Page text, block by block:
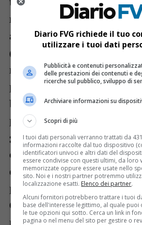
materie plastiche, strumenti
apparecchiature di
(per un valore complessivo
nel 2020) prodotti della
prodotti di colture agricole,
base e fertilizzanti, prodotti
profilati, legno tagliato e
gennaio 2021 in Friuli
erano residenti 5.612
quinta nazionalità per
popolazione straniera.
Confartigianato Fvg è che,
presidente Tilatti, «la
Diario FVG richiede il tuo
utilizzare i tuoi dati
Pubblicità e contenuti
delle prestazioni dei contenuti e
ricerche sul pubblico, sviluppo di
Archiviare informazioni su
Scopri di più
I tuoi dati personali verranno trattati da
informazioni raccolte dal tuo dispositivo
identificatori univoci e altri dati del
essere condivise con questi ultimi, da loro
memorizzate oppure essere usate nello
sito. Noi e i nostri partner potremmo
localizzazione esatti. Elenco dei partner.
Alcuni fornitori potrebbero trattare i tuoi
base dell'interesse legittimo, al quale
le tue opzioni qui sotto. Cerca un link in
pagina o nel menu del sito per gestire o